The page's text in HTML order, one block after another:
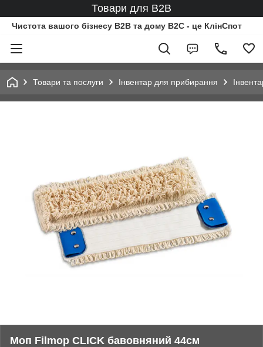
Товари для B2B
Чистота вашого бізнесу B2B та дому B2C - це КлінСпот
Товари та послуги Інвентар для прибирання
Моп Filmop CLICK бавовняний 44см